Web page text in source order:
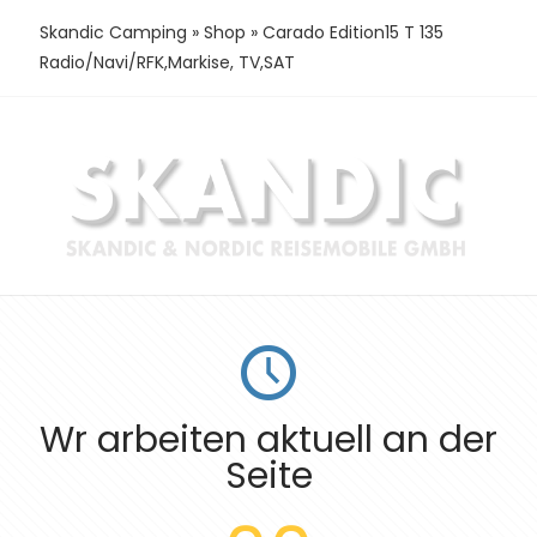
Skandic Camping » Shop » Carado Edition15 T 135
Radio/Navi/RFK,Markise, TV,SAT
Wr arbeiten aktuell an der
Seite